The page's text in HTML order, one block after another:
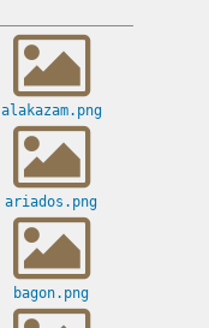
alakazam.png
ariados.png
bagon.png